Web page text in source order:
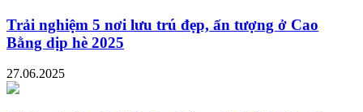
Trải nghiệm 5 nơi lưu trú đẹp, ấn tượng ở Cao
Bằng dịp hè 2025
27.06.2025